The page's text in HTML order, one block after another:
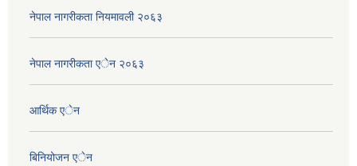
नेपाल नागरीकता नियमावली २०६३
नेपाल नागरीकता एेन २०६३
आर्थिक एेन
बिनियोजन एेन